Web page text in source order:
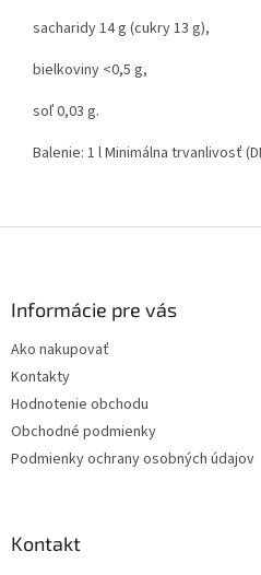
sacharidy 14 g (cukry 13 g),
bielkoviny <0,5 g,
soľ 0,03 g.
Balenie: 1 l Minimálna trvanlivosť
Informácie pre vás
Ako nakupovať
Kontakty
Hodnotenie obchodu
Obchodné podmienky
Podmienky ochrany osobných údajov
Kontakt